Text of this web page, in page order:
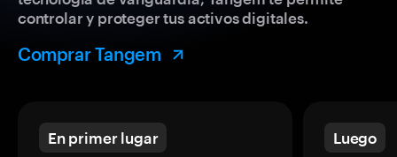
controlar y proteger tus activos digitales.
Comprar Tangem
En primer lugar Luego